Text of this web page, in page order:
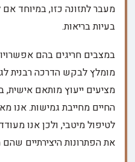
מעבר לתזונה כזו, במיוחד
בעיות בריאות.
במצבים חריגים בהם
מומלץ לבקש הדרכה רבנית
מציעים ייעוץ מותאם
החיים מחייבת גמישות. אנו
לטיפול מיטבי, ולכן אנו
את הפתרונות היצירתיים